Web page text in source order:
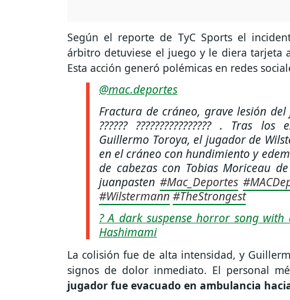
Según el reporte de TyC Sports el
árbitro detuviese el juego y le diera tarjeta
Esta acción generó polémicas en redes
@mac.deportes
Fractura de cráneo, grave lesión
?????? ???????????????? . Tras
Guillermo Toroya, el jugador de
en el cráneo con hundimiento y
de cabezas con Tobias Moriceau
juanpasten #Mac_Deportes
#Wilstermann#TheStrongest
? A dark suspense horror song
Hashimami
La colisión fue de alta intensidad, y
signos de dolor inmediato. El personal
jugador fue evacuado en ambulancia